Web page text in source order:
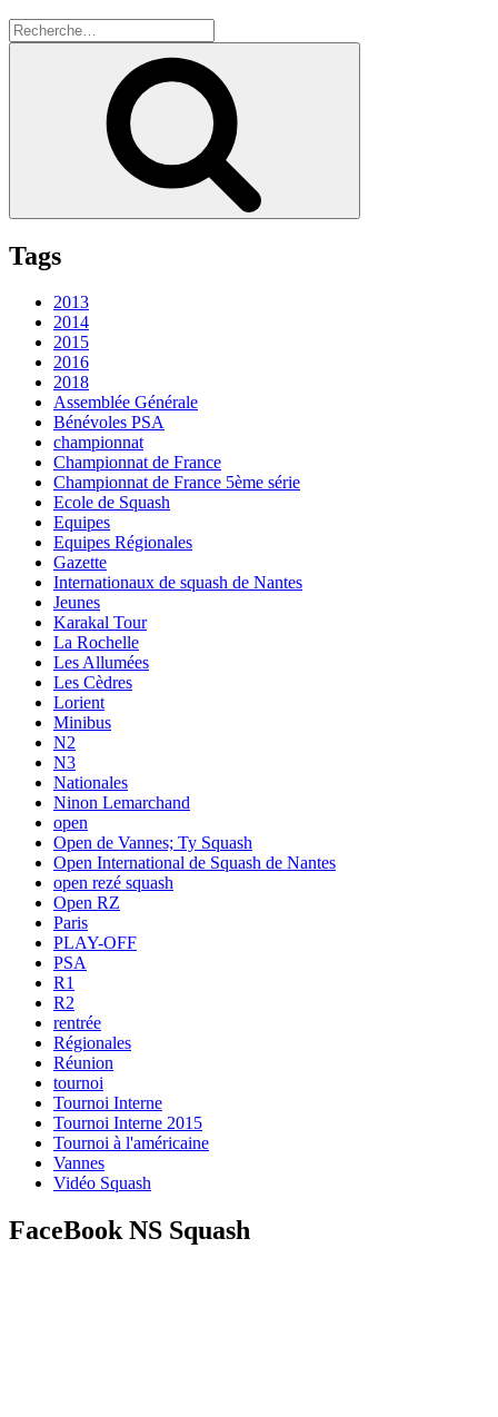
Recherche
pour
Tags
2013
2014
2015
2016
2018
Assemblée Générale
Bénévoles PSA
championnat
Championnat de France
Championnat de France 5ème série
Ecole de Squash
Equipes
Equipes Régionales
Gazette
Internationaux de squash de Nantes
Jeunes
Karakal Tour
La Rochelle
Les Allumées
Les Cèdres
Lorient
Minibus
N2
N3
Nationales
Ninon Lemarchand
open
Open de Vannes; Ty Squash
Open International de Squash de Nantes
open rezé squash
Open RZ
Paris
PLAY-OFF
PSA
R1
R2
rentrée
Régionales
Réunion
tournoi
Tournoi Interne
Tournoi Interne 2015
Tournoi à l'américaine
Vannes
Vidéo Squash
FaceBook NS Squash